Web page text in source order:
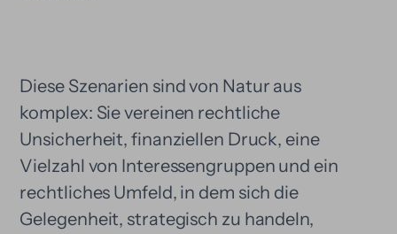
Diese Szenarien sind von Natur aus
komplex: Sie vereinen rechtliche
Unsicherheit, finanziellen Druck, eine
Vielzahl von Interessengruppen und ein
rechtliches Umfeld, in dem sich die
Gelegenheit, strategisch zu handeln,